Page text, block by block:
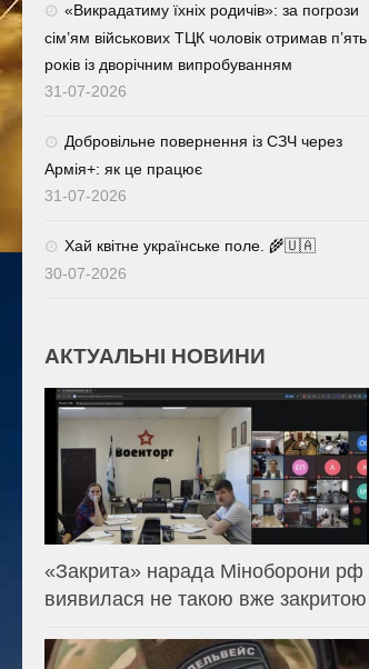
«Викрадатиму їхніх родичів»: за погрози
сім’ям військових ТЦК чоловік отримав п’ять
років із дворічним випробуванням
31-07-2026
Добровільне повернення із СЗЧ через
Армія+: як це працює
31-07-2026
Хай квітне українське поле. 🌾🇺🇦
30-07-2026
АКТУАЛЬНІ НОВИНИ
«Закрита» нарада Міноборони рф
виявилася не такою вже закритою